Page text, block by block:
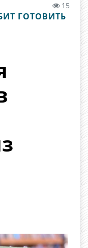
15
ГОТОВИТЬ